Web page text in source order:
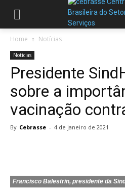
Home Notícias
Notícias
Presidente
sobre a
vacinação
By Cebrasse - 4 de janeiro de 2021
Francisco Balestrin, presidente da